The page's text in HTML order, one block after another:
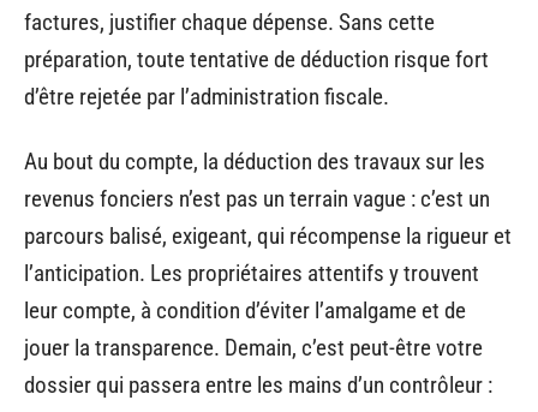
factures, justifier chaque dépense. Sans cette
préparation, toute tentative de déduction risque fort
d’être rejetée par l’administration fiscale.
Au bout du compte, la déduction des travaux sur les
revenus fonciers n’est pas un terrain vague : c’est un
parcours balisé, exigeant, qui récompense la rigueur et
l’anticipation. Les propriétaires attentifs y trouvent
leur compte, à condition d’éviter l’amalgame et de
jouer la transparence. Demain, c’est peut-être votre
dossier qui passera entre les mains d’un contrôleur :